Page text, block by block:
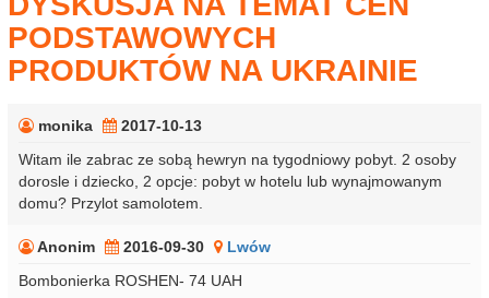
PODSTAWOWYCH
PRODUKTÓW NA UKRAINIE
monika
2017-10-13
Witam ile zabrac ze sobą hewryn na tygodniowy pobyt. 2 osoby
dorosle i dziecko, 2 opcje: pobyt w hotelu lub wynajmowanym
domu? Przylot samolotem.
Anonim 2016-09-30
Lwów
Bombonierka ROSHEN- 74 UAH